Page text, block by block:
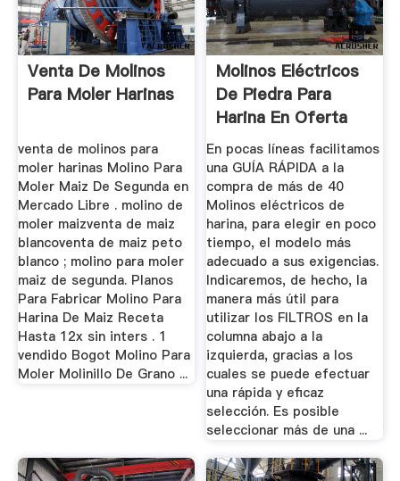
Venta De Molinos
Para Moler Harinas
venta de molinos para
moler harinas Molino Para
Moler Maiz De Segunda en
Mercado Libre . molino de
moler maizventa de maiz
blancoventa de maiz peto
blanco ; molino para moler
maiz de segunda. Planos
Para Fabricar Molino Para
Harina De Maiz Receta
Hasta 12x sin inters . 1
vendido Bogot Molino Para
Moler Molinillo De Grano ...
Molinos Eléctricos
De Piedra Para
Harina En Oferta
AgriEuro
En pocas líneas facilitamos
una GUÍA RÁPIDA a la
compra de más de 40
Molinos eléctricos de
harina, para elegir en poco
tiempo, el modelo más
adecuado a sus exigencias.
Indicaremos, de hecho, la
manera más útil para
utilizar los FILTROS en la
columna abajo a la
izquierda, gracias a los
cuales se puede efectuar
una rápida y eficaz
selección. Es posible
seleccionar más de una ...